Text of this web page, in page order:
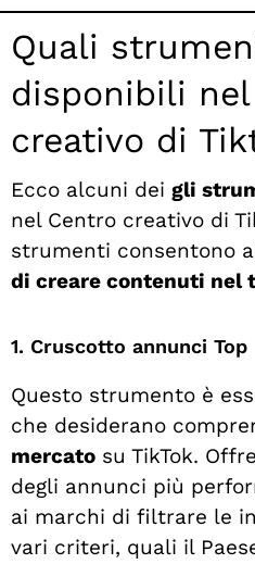
Quali
disponibili
creativo di
Ecco alcuni dei gli
nel Centro creativo di
strumenti consentono
di creare contenuti nel
1. Cruscotto annunci Top
Questo strumento è
che desiderano
mercato su TikTok.
degli annunci più
ai marchi di filtrare le
vari criteri, quali il